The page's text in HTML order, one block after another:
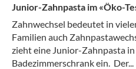
Junior-Zahnpasta im «Öko-
Zahnwechsel bedeutet in
Familien auch
zieht eine Junior-Zahnpasta in
Badezimmerschrank ein. Der...